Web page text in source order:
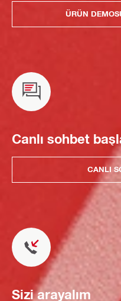
ÜRÜN
Canlı sohbet
CANLI
Sizi arayalım